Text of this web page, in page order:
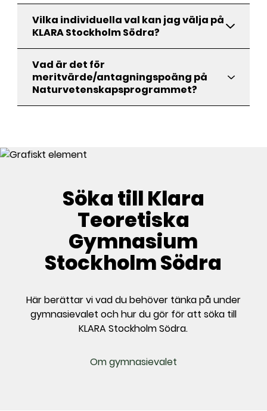
Vilka individuella val kan jag välja på
KLARA Stockholm Södra?
Vad är det för
meritvärde/antagningspoäng på
Naturvetenskapsprogrammet?
Söka till Klara
Teoretiska
Gymnasium
Stockholm Södra
Här berättar vi vad du behöver tänka på under
gymnasievalet och hur du gör för att söka till
KLARA Stockholm Södra.
Om gymnasievalet